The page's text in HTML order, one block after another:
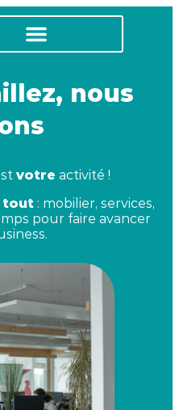
nous
votre activité !
tout: mobilier, services,
pour faire avancer